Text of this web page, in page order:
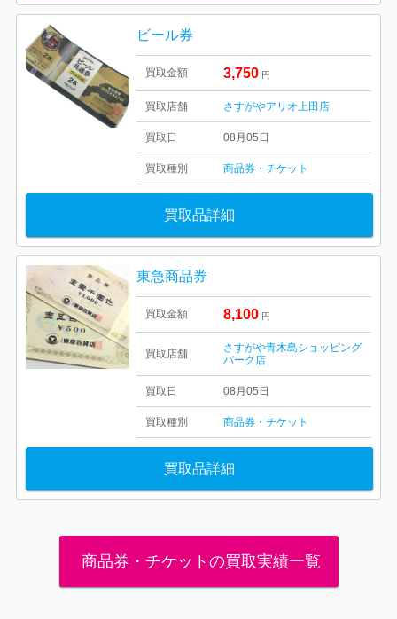
ビール券
買取金額 3,750 円
買取店舗 さすがやアリオ上田店
買取日 08月05日
買取種別 商品券・チケット
買取品詳細
東急商品券
買取金額 8,100 円
買取店舗
さすがや青木島ショッピング
パーク店
買取日 08月05日
買取種別 商品券・チケット
買取品詳細
商品券・チケットの買取実績一覧